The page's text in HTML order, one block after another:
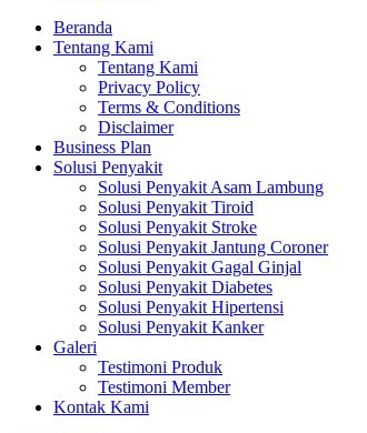
Beranda
Tentang Kami
Tentang Kami
Privacy Policy
Terms & Conditions
Disclaimer
Business Plan
Solusi Penyakit
Solusi Penyakit Asam Lambung
Solusi Penyakit Tiroid
Solusi Penyakit Stroke
Solusi Penyakit Jantung Coroner
Solusi Penyakit Gagal Ginjal
Solusi Penyakit Diabetes
Solusi Penyakit Hipertensi
Solusi Penyakit Kanker
Galeri
Testimoni Produk
Testimoni Member
Kontak Kami